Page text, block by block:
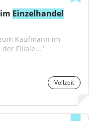
Einzelhandel
Filiale..."
Vollzeit